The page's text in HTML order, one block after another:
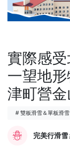
實際感受
一望地
津町營金
# 雙板滑雪＆單板滑雪
完美行滑雪